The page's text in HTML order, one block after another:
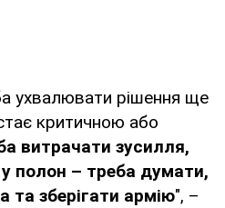
ухвалювати рішення ще
критичною або
витрачати зусилля,
полон – треба думати,
та зберігати армію", –